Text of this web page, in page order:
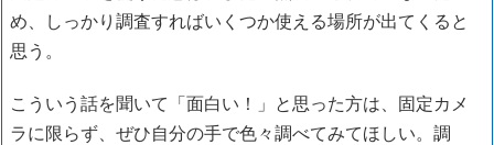
め、しっかり調査すればいくつか使える場所が出てくると
思う。
こういう話を聞いて「面白い！」と思った方は、固定カメ
ラに限らず、ぜひ自分の手で色々調べてみてほしい。調